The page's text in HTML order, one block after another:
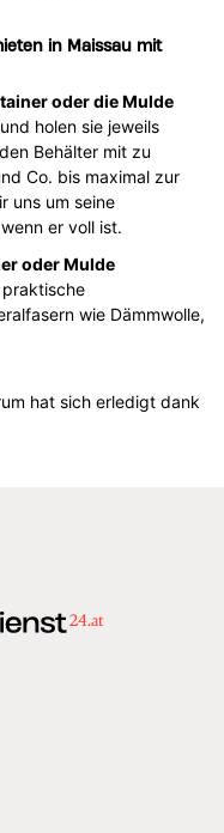
in Maissau mit
oder die Mulde
holen sie jeweils
Behälter mit zu
Co. bis maximal zur
uns um seine
er voll ist.
oder Mulde
wie Dämmwolle,
hat sich erledigt dank